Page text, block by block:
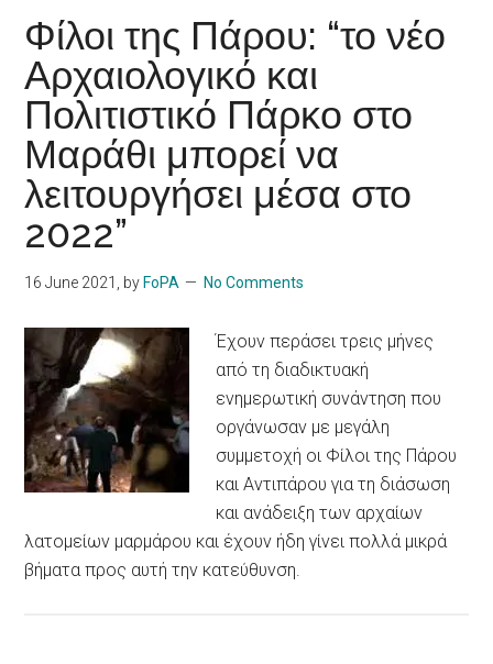
Φίλοι της Πάρου: “το νέο
Αρχαιολογικό και
Πολιτιστικό Πάρκο στο
Μαράθι μπορεί να
λειτουργήσει μέσα στο
2022”
16 June 2021 , by FoPA No Comments
Έχουν περάσει τρεις μήνες
από τη διαδικτυακή
ενημερωτική συνάντηση που
οργάνωσαν με μεγάλη
συμμετοχή οι Φίλοι της Πάρου
και Αντιπάρου για τη διάσωση
και ανάδειξη των αρχαίων
λατομείων μαρμάρου και έχουν ήδη γίνει πολλά μικρά
βήματα προς αυτή την κατεύθυνση.